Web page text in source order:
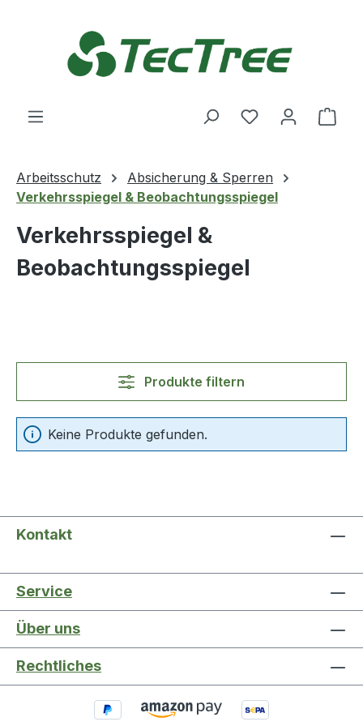
Du hast 0
Arbeitsschutz
Absicherung & Sperren
Verkehrsspiegel & Beobachtungsspiegel
Verkehrsspiegel &
Beobachtungsspiegel
Produkte filtern
Keine Produkte gefunden.
Kontakt
Service
Über uns
Rechtliches